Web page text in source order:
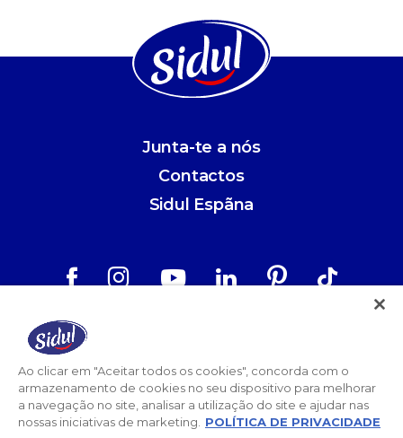
Junta-te a nós
Contactos
Sidul Espãna
Política de Privacidade
Termos e Condições
Ao clicar em "Aceitar todos os cookies", concorda com o
armazenamento de cookies no seu dispositivo para melhorar
a navegação no site, analisar a utilização do site e ajudar nas
nossas iniciativas de marketing.
POLÍTICA DE PRIVACIDADE